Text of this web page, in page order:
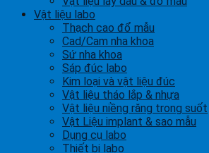
Vật liệu labo
Thạch cao đổ mẫu
Cad/Cam nha khoa
Sứ nha khoa
Sáp đúc labo
Kim loại và vật liệu đúc
Vật liệu tháo lắp & nhựa
Vật liệu niềng răng trong suốt
Vật Liệu implant & sao mẫu
Dụng cụ labo
Thiết bị labo